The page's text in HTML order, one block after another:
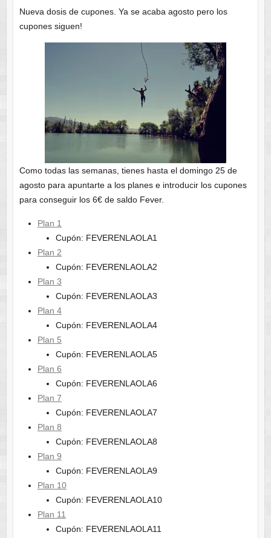
Nueva dosis de cupones. Ya se acaba agosto pero los
cupones siguen!
Como todas las semanas, tienes hasta el domingo 25 de
agosto para apuntarte a los planes e introducir los cupones
para conseguir los 6€ de saldo Fever.
Plan 1
Cupón: FEVERENLAOLA1
Plan 2
Cupón: FEVERENLAOLA2
Plan 3
Cupón: FEVERENLAOLA3
Plan 4
Cupón: FEVERENLAOLA4
Plan 5
Cupón: FEVERENLAOLA5
Plan 6
Cupón: FEVERENLAOLA6
Plan 7
Cupón: FEVERENLAOLA7
Plan 8
Cupón: FEVERENLAOLA8
Plan 9
Cupón: FEVERENLAOLA9
Plan 10
Cupón: FEVERENLAOLA10
Plan 11
Cupón: FEVERENLAOLA11